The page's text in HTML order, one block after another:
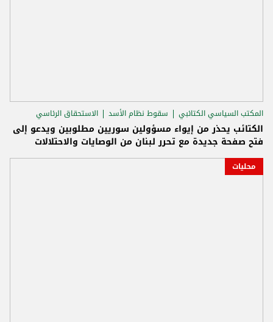
المكتب السياسي الكتائبي سقوط نظام الأسد الاستحقاق الرئاسي
الكتائب يحذر من إيواء مسؤولين سوريين مطلوبين ويدعو إلى
فتح صفحة جديدة مع تحرر لبنان من الوصايات والاحتلالات
محليات